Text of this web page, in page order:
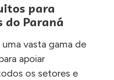
para
do Paraná
vasta gama de
apoiar
os setores e